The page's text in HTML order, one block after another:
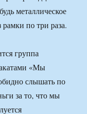
металлическое
по три раза.
группа
«Мы
слышать по
за то, что мы